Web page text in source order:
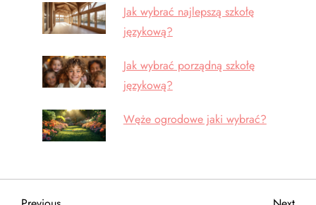
Jak wybrać najlepszą szkołę
językową?
Jak wybrać porządną szkołę
językową?
Węże ogrodowe jaki wybrać?